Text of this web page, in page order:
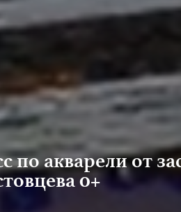
по акварели от
0+